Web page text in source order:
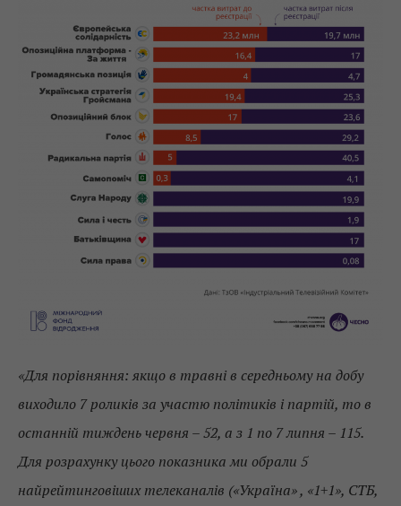
«Для порівняння: якщо в травні в середньому на добу
виходило 7 роликів за участю політиків і партій, то в
останній тиждень червня – 52, а з 1 по 7 липня – 115.
Для розрахунку цього показника ми обрали 5
найрейтинговіших телеканалів («Україна» , «1+1», СТБ,